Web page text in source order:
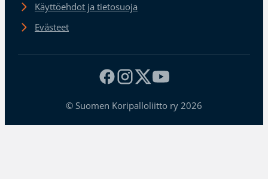
Käyttöehdot ja tietosuoja
Evästeet
© Suomen Koripalloliitto ry 2026